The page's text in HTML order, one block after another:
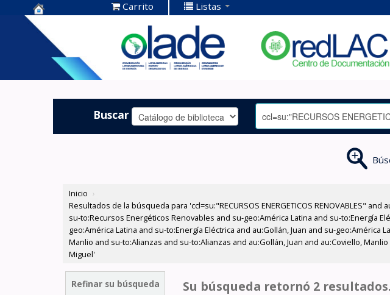
Centro de
Documentación
OLADE -
Carrito Listas
Buscar
Inicio ›
Resultados de la búsqueda para 'ccl=su:"RECURSOS ENERGETICOS RENOVABLES"
su-to:Recursos Energéticos Renovables and su-geo:América Latina and su-to:Energía
geo:América Latina and su-to:Energía Eléctrica and au:Gollán, Juan and su-
Manlio and su-to:Alianzas and su-to:Alianzas and au:Gollán, Juan and au:Coviello,
Miguel'
Refinar su búsqueda Su búsqueda retornó 2 resultados.